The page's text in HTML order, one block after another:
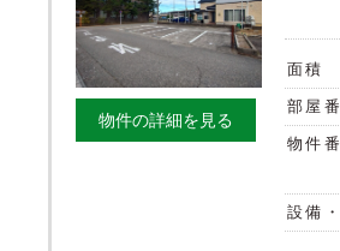
物件の詳細を見る
面積
部屋
物件
設備